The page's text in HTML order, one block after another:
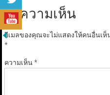
ใส่ความเห็น
อีเมลของคุณจะไม่แสดงให้คนอื่นเห็
*
ความเห็น*